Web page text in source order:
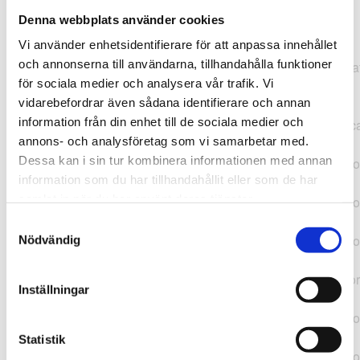
Denna webbplats använder cookies
Vi använder enhetsidentifierare för att anpassa innehållet
och annonserna till användarna, tillhandahålla funktioner
för sociala medier och analysera vår trafik. Vi
vidarebefordrar även sådana identifierare och annan
information från din enhet till de sociala medier och
annons- och analysföretag som vi samarbetar med.
Dessa kan i sin tur kombinera informationen med annan
information som du har tillhandahållit eller som de har
Nödvändig
Inställningar
Statistik
TypeError: "".concat(...).concat(...).replaceAll is not a
function at
https://webshop.pressbyran.se/_next/static/chunks/pages/
b1763451a2186f9e.js:1:11050 at Array.map
(<anonymous>) at K
(https://webshop.pressbyran.se/_next/static/chunks/pages/
b1763451a2186f9e.js:1:10836) at lk
(https://webshop.pressbyran.se/_next/static/chunks/
b241200379730ac0.js:1:129835) at i
(https://webshop.pressbyran.se/_next/static/chunks/
(https://webshop.pressbyran.se/_next/static/chunks/
https://webshop.pressbyran.se/_next/static/chunks/
b241200379730ac0.js:1:167872 at uI
(https://webshop.pressbyran.se/_next/static/chunks/
b241200379730ac0.js:1:167879) at uE
(https://webshop.pressbyran.se/_next/static/chunks/